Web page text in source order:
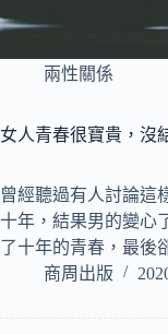
兩性關係
女人青春很寶貴，沒
曾經聽過有人討論這
十年，結果男的變心
了十年的青春，最後
商周出版